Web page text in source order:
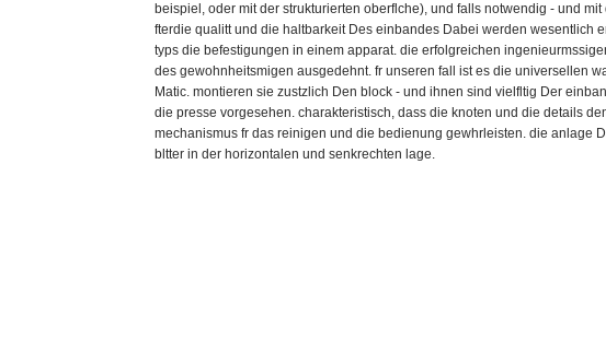
beispiel, oder mit der strukturierten oberflche), und falls notwendig - und
fterdie qualitt und die haltbarkeit Des einbandes Dabei werden wesentlich
typs die befestigungen in einem apparat. die erfolgreichen
des gewohnheitsmigen ausgedehnt. fr unseren fall ist es die universellen
Matic. montieren sie zustzlich Den block - und ihnen sind vielfltig Der
die presse vorgesehen. charakteristisch, dass die knoten und die details
mechanismus fr das reinigen und die bedienung gewhrleisten. die anlage
bltter in der horizontalen und senkrechten lage.